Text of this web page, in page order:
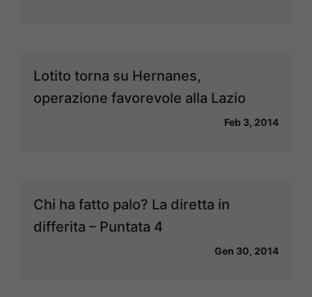
Lotito torna su Hernanes,
operazione favorevole alla Lazio
Feb 3, 2014
Chi ha fatto palo? La diretta in
differita – Puntata 4
Gen 30, 2014